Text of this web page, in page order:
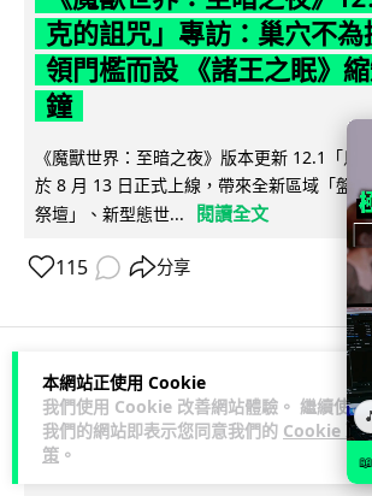
本網站正使用 Cookie
我們使用 Cookie 改善網站體驗。 繼續使用
我們的網站即表示您同意我們的 Cookie 政
策 。
克的詛咒」專訪：巢穴不
領門檻而設 《諸王之眠》
鐘
《魔獸世界：至暗之夜》版本更新 12.1「烏
於 8 月 13 日正式上線，帶來全新區域「盤
祭壇」、新型態世...
閱讀全文
115 分享
科技娛樂 遊戲情報
Lawton